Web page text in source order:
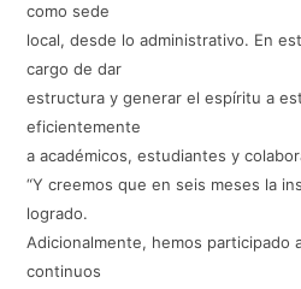
como sede
local, desde lo administrativo. En
cargo de dar
estructura y generar el espíritu a
eficientemente
a académicos, estudiantes y
“Y creemos que en seis meses la
logrado.
Adicionalmente, hemos participado
continuos